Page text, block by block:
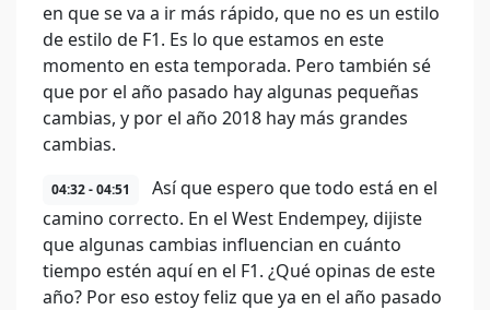
en que se va a ir más rápido, que no es un estilo
de estilo de F1. Es lo que estamos en este
momento en esta temporada. Pero también sé
que por el año pasado hay algunas pequeñas
cambias, y por el año 2018 hay más grandes
cambias.
04:32 - 04:51
Así que espero que todo está en el
camino correcto. En el West Endempey, dijiste
que algunas cambias influencian en cuánto
tiempo estén aquí en el F1. ¿Qué opinas de este
año? Por eso estoy feliz que ya en el año pasado